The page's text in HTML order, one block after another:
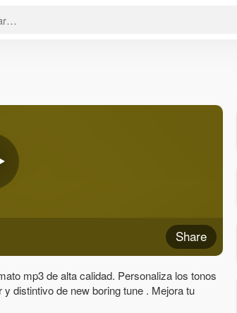
Share
mp3 de alta calidad. Personaliza los tonos
distintivo de new boring tune . Mejora tu